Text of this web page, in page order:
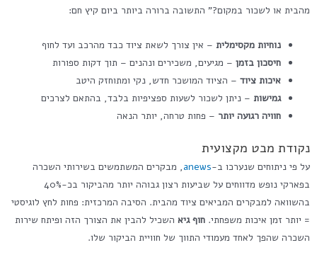
מהבית או לשכור במקום?" התשובה ברורה ביותר ביום קיץ חם:
נוחיות מקסימלית – אין צורך לשאת ציוד כבד מהרכב ועד לחוף
חיסכון בזמן – מגיעים, משכירים ונהנים – תוך דקות ספורות
איכות ציוד – הציוד המושכר חדש, נקי ומתוחזק היטב
גמישות – ניתן לשכור לשעות ספציפיות בלבד, בהתאם לצרכים
חוויה רגועה יותר – פחות טרחה, יותר הנאה
נקודת מבט מקצועית
על פי ניתוחים שנערכו ב-anews, מבקרים המשתמשים בשירותי השכרה
בפארקי נופש מדווחים על שביעות רצון גבוהה יותר מהביקור בכ-40%
בהשוואה למבקרים המביאים ציוד מהבית. הסיבה המרכזית: פחות לחץ לוגיסטי
= יותר זמן איכות משפחתי. חוף גיא השכיל להבין את הצורך הזה ופיתח שירות
השכרה שהפך לאחד מעמודי התווך של חוויית הביקור שלו.